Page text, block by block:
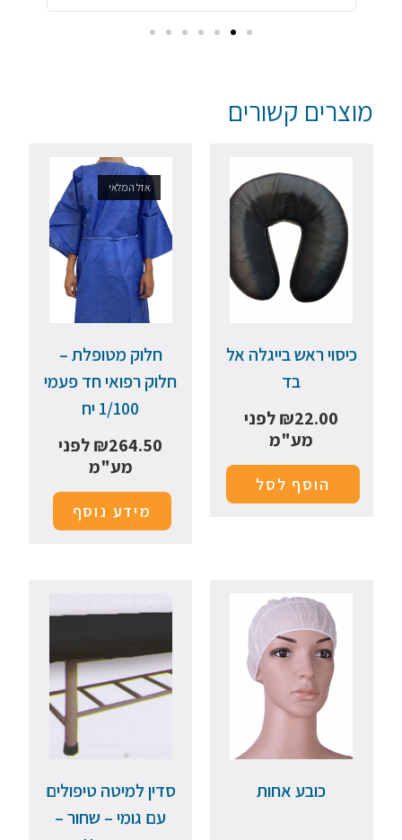
מוצרים קשורים
כיסוי ראש בייגלה אל
בד
₪22.00
לפני
מע"מ
הוסף לסל
אזל המלאי
חלוק מטופלת –
חלוק רפואי חד פעמי
1/100 יח
₪264.50
לפני
מע"מ
מידע נוסף
כובע אחות
סדין למיטה טיפולים
עם גומי – שחור –